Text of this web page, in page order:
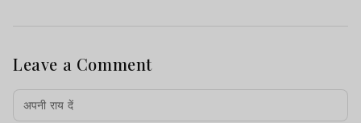
Leave a Comment